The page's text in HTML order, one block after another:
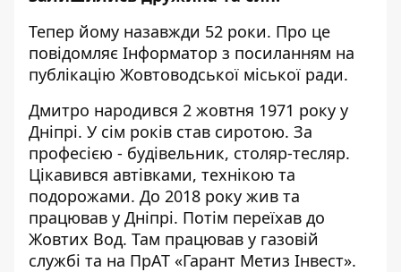
Тепер йому назавжди 52 роки. Про це
повідомляє Інформатор з посиланням на
публікацію Жовтоводської міської ради.
Дмитро народився 2 жовтня 1971 року у
Дніпрі. У сім років став сиротою. За
професією - будівельник, столяр-тесляр.
Цікавився автівками, технікою та
подорожами. До 2018 року жив та
працював у Дніпрі. Потім переїхав до
Жовтих Вод. Там працював у газовій
службі та на ПрАТ «Гарант Метиз Інвест».